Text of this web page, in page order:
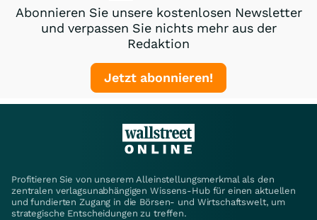
Abonnieren Sie unsere kostenlosen Newsletter
und verpassen Sie nichts mehr aus der
Redaktion
Jetzt abonnieren!
Profitieren Sie von unserem Alleinstellungsmerkmal als den
zentralen verlagsunabhängigen Wissens-Hub für einen aktuellen
und fundierten Zugang in die Börsen- und Wirtschaftswelt, um
strategische Entscheidungen zu treffen.